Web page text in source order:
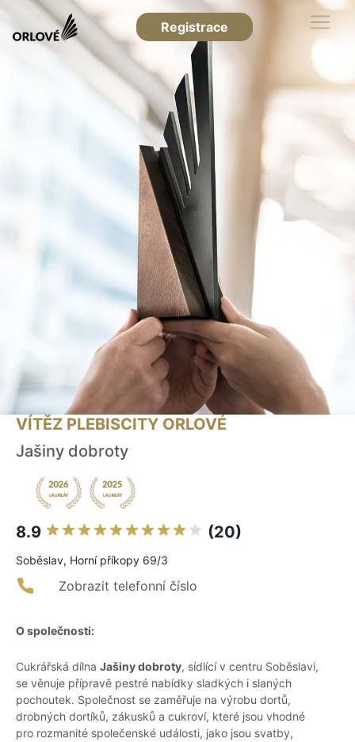
Registrace
VÍTĚZ PLEBISCITY ORLOVÉ
Jašiny dobroty
8.9 (20)
Soběslav, Horní příkopy 69/3
Zobrazit telefonní číslo
O společnosti:
Cukrářská dílna Jašiny dobroty, sídlící v centru Soběslavi,
se věnuje přípravě pestré nabídky sladkých i slaných
pochoutek. Společnost se zaměřuje na výrobu dortů,
drobných dortíků, zákusků a cukroví, které jsou vhodné
pro rozmanité společenské události, jako jsou svatby,